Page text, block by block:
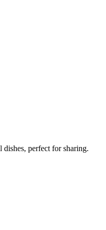
perfect for sharing.